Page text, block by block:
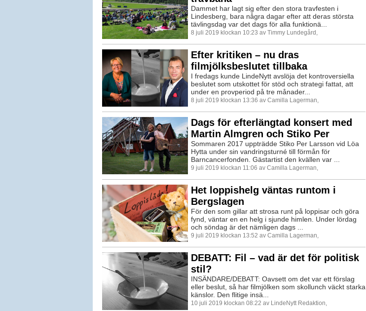
Dammet har lagt sig efter den stora travfesten i
Lindesberg, bara några dagar efter att deras största
tävlingsdag var det dags för alla funktionä...
8 juli 2019 klockan 10:23 av Timmy Lundegård,
Efter kritiken – nu dras
filmjölksbeslutet tillbaka
I fredags kunde LindeNytt avslöja det kontroversiella
beslutet som utskottet för stöd och strategi fattat, att
under en provperiod på tre månader...
8 juli 2019 klockan 13:36 av Camilla Lagerman,
Dags för efterlängtad konsert med
Martin Almgren och Stiko Per
Sommaren 2017 uppträdde Stiko Per Larsson vid Löa
Hytta under sin vandringsturné till förmån för
Barncancerfonden. Gästartist den kvällen var ...
9 juli 2019 klockan 11:06 av Camilla Lagerman,
Het loppishelg väntas runtom i
Bergslagen
För den som gillar att strosa runt på loppisar och göra
fynd, väntar en en helg i sjunde himlen. Under lördag
och söndag är det nämligen dags ...
9 juli 2019 klockan 13:52 av Camilla Lagerman,
DEBATT: Fil – vad är det för politisk
stil?
INSÄNDARE/DEBATT: Oavsett om det var ett förslag
eller beslut, så har filmjölken som skollunch väckt starka
känslor. Den flitige insä...
10 juli 2019 klockan 08:22 av LindeNytt Redaktion,